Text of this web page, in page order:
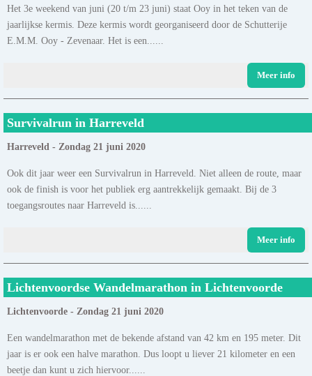
Het 3e weekend van juni (20 t/m 23 juni) staat Ooy in het teken van de
jaarlijkse kermis. Deze kermis wordt georganiseerd door de Schutterije
E.M.M. Ooy - Zevenaar. Het is een......
Meer info
Survivalrun in Harreveld
Harreveld - Zondag 21 juni 2020
Ook dit jaar weer een Survivalrun in Harreveld. Niet alleen de route, maar
ook de finish is voor het publiek erg aantrekkelijk gemaakt. Bij de 3
toegangsroutes naar Harreveld is......
Meer info
Lichtenvoordse Wandelmarathon in Lichtenvoorde
Lichtenvoorde - Zondag 21 juni 2020
Een wandelmarathon met de bekende afstand van 42 km en 195 meter. Dit
jaar is er ook een halve marathon. Dus loopt u liever 21 kilometer en een
beetje dan kunt u zich hiervoor......